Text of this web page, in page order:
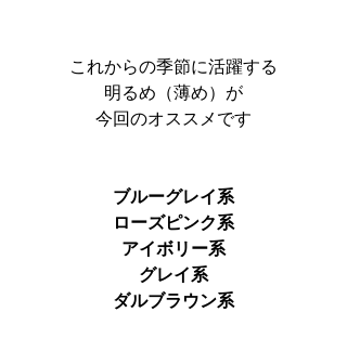
これからの季節に活躍する
明るめ（薄め）が
今回のオススメです
ブルーグレイ系
ローズピンク系
アイボリー系
グレイ系
ダルブラウン系